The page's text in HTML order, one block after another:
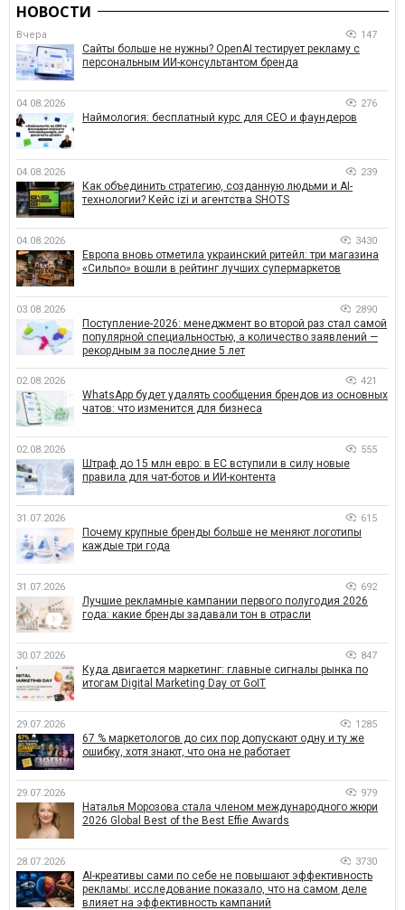
НОВОСТИ
Вчера 147
Сайты больше не нужны? OpenAI тестирует рекламу с
персональным ИИ-консультантом бренда
04.08.2026 276
Наймология: бесплатный курс для CEO и фаундеров
04.08.2026 239
Как объединить стратегию, созданную людьми и AI-
технологии? Кейс izi и агентства SHOTS
04.08.2026 3430
Европа вновь отметила украинский ритейл: три магазина
«Сильпо» вошли в рейтинг лучших супермаркетов
03.08.2026 2890
Поступление-2026: менеджмент во второй раз стал самой
популярной специальностью, а количество заявлений —
рекордным за последние 5 лет
02.08.2026 421
WhatsApp будет удалять сообщения брендов из основных
чатов: что изменится для бизнеса
02.08.2026 555
Штраф до 15 млн евро: в ЕС вступили в силу новые
правила для чат-ботов и ИИ-контента
31.07.2026 615
Почему крупные бренды больше не меняют логотипы
каждые три года
31.07.2026 692
Лучшие рекламные кампании первого полугодия 2026
года: какие бренды задавали тон в отрасли
30.07.2026 847
Куда двигается маркетинг: главные сигналы рынка по
итогам Digital Marketing Day от GoIT
29.07.2026 1285
67 % маркетологов до сих пор допускают одну и ту же
ошибку, хотя знают, что она не работает
29.07.2026 979
Наталья Морозова стала членом международного жюри
2026 Global Best of the Best Effie Awards
28.07.2026 3730
AI-креативы сами по себе не повышают эффективность
рекламы: исследование показало, что на самом деле
влияет на эффективность кампаний